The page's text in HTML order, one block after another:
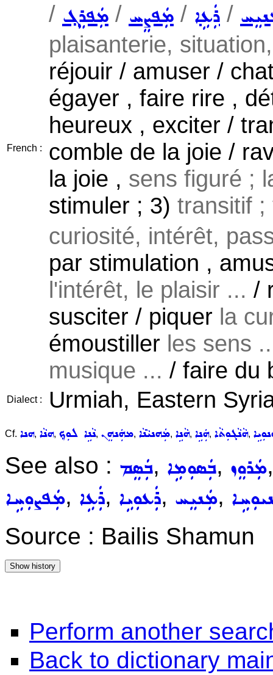
French :
/ ܡܲܦܪܸܓ݂ / ܡܲܦܨܸܚ / ܪܲܥܹܐ /
plaisanterie,
réjouir / amuser /
égayer , faire rire ,
heureux , exciter /
comble de la joie /
la joie , sens figuré ;
stimuler ; 3) transitif
curiosité, intérêt,
par stimulation ,
l'intérêt, le plaisir ... /
susciter / piquer la
émoustiller les sens
musique ... / faire du
Dialect : Urmiah, Eastern
Cf. ܗܢܐ, ܗܢܵܐ, ܢܵܢܹܐ ܠܘܼܟ݂, ܡܗܲܢܗܸܢ, ܡܲܗܢܝܵܢܵܐ, ܗܵܢܹܐ, ܗܲܢܹܐ, ܗܵܢܵܓܘܼܬܵܐ,
See also : ܒܲܣܸܡ, ܒܲܣܘܼܡܹܐ, ܡܲܪܘܸܙ
ܡܲܦܨܘܼܚܹܐ, ܪܲܥܹܐ, ܪܲܥܘܼܝܹܐ, ܡܲܢܝܸܚ,
Source : Bailis Shamun
Perform another
Back to dictionary